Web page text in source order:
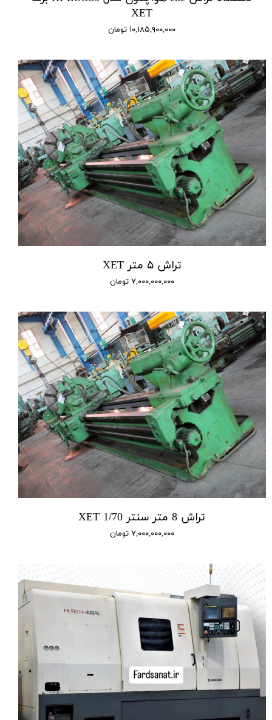
XET
۱۰,۱۸۵,۹۰۰,۰۰۰ تومان
تراش ۵ متر XET
۷,۰۰۰,۰۰۰,۰۰۰ تومان
تراش 8 متر سنتر 1/70 XET
۷,۰۰۰,۰۰۰,۰۰۰ تومان